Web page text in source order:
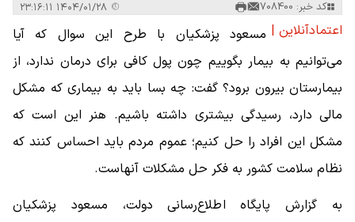
کد خبر: 708400
اعتمادآنلاین | مسعود پزشکیان با طرح این سوال که آیا
می‌توانیم به بیمار بگوییم چون پول کافی برای درمان ندارد، از
بیمارستان بیرون برود؟ گفت: چه بسا باید به بیماری که مشکل
مالی دارد، رسیدگی بیشتری داشته باشیم. هنر این است که
مشکل این افراد را حل کنیم؛ عموم مردم باید احساس کنند که
نظام سلامت کشور به فکر حل مشکلات آنهاست.
به گزارش پایگاه اطلاع‌رسانی دولت، مسعود پزشکیان